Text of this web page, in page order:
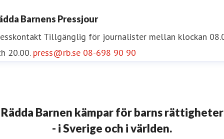
Barnens Pressjour
Tillgänglig för journalister mellan klockan
20.00. press@rb.se 08-698 90 90
Rädda Barnen kämpar för barns rättigheter
- i Sverige och i världen.